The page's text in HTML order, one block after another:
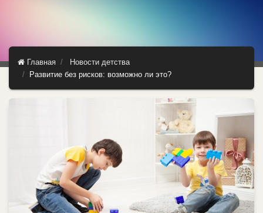
Главная
Новости детства
Развитие без рисков: возможно ли это?